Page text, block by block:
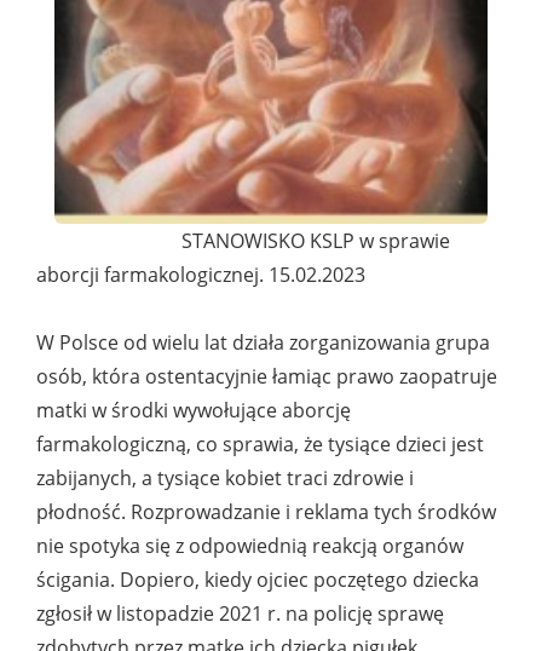
STANOWISKO KSLP w sprawie
aborcji farmakologicznej. 15.02.2023
W Polsce od wielu lat działa zorganizowania grupa
osób, która ostentacyjnie łamiąc prawo zaopatruje
matki w środki wywołujące aborcję
farmakologiczną, co sprawia, że tysiące dzieci jest
zabijanych, a tysiące kobiet traci zdrowie i
płodność. Rozprowadzanie i reklama tych środków
nie spotyka się z odpowiednią reakcją organów
ścigania. Dopiero, kiedy ojciec poczętego dziecka
zgłosił w listopadzie 2021 r. na policję sprawę